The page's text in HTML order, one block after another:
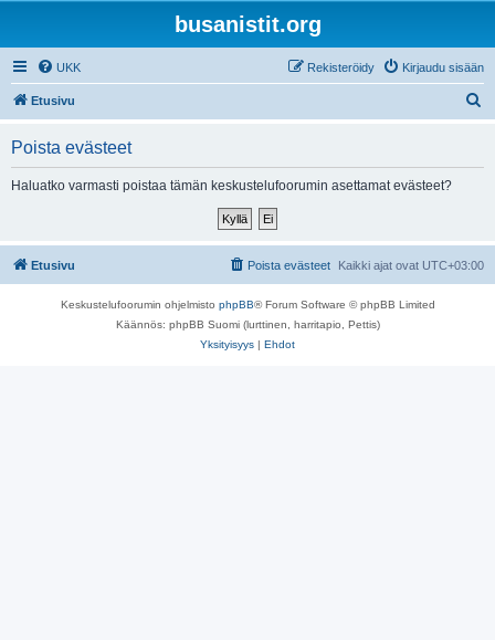
busanistit.org
UKK Kirjaudu sisään
Rekisteröidy
Etusivu
Poista evästeet
Haluatko varmasti poistaa tämän keskustelufoorumin asettamat evästeet?
Etusivu Kaikki ajat ovat UTC+03:00
Poista evästeet
Keskustelufoorumin ohjelmisto phpBB® Forum Software © phpBB Limited
Käännös: phpBB Suomi (lurttinen, harritapio, Pettis)
Yksityisyys | Ehdot